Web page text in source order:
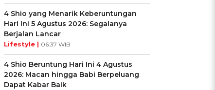
4 Shio yang Menarik Keberuntungan
Hari Ini 5 Agustus 2026: Segalanya
Berjalan Lancar
Lifestyle | 06:37 WIB
4 Shio Beruntung Hari Ini 4 Agustus
2026: Macan hingga Babi Berpeluang
Dapat Kabar Baik